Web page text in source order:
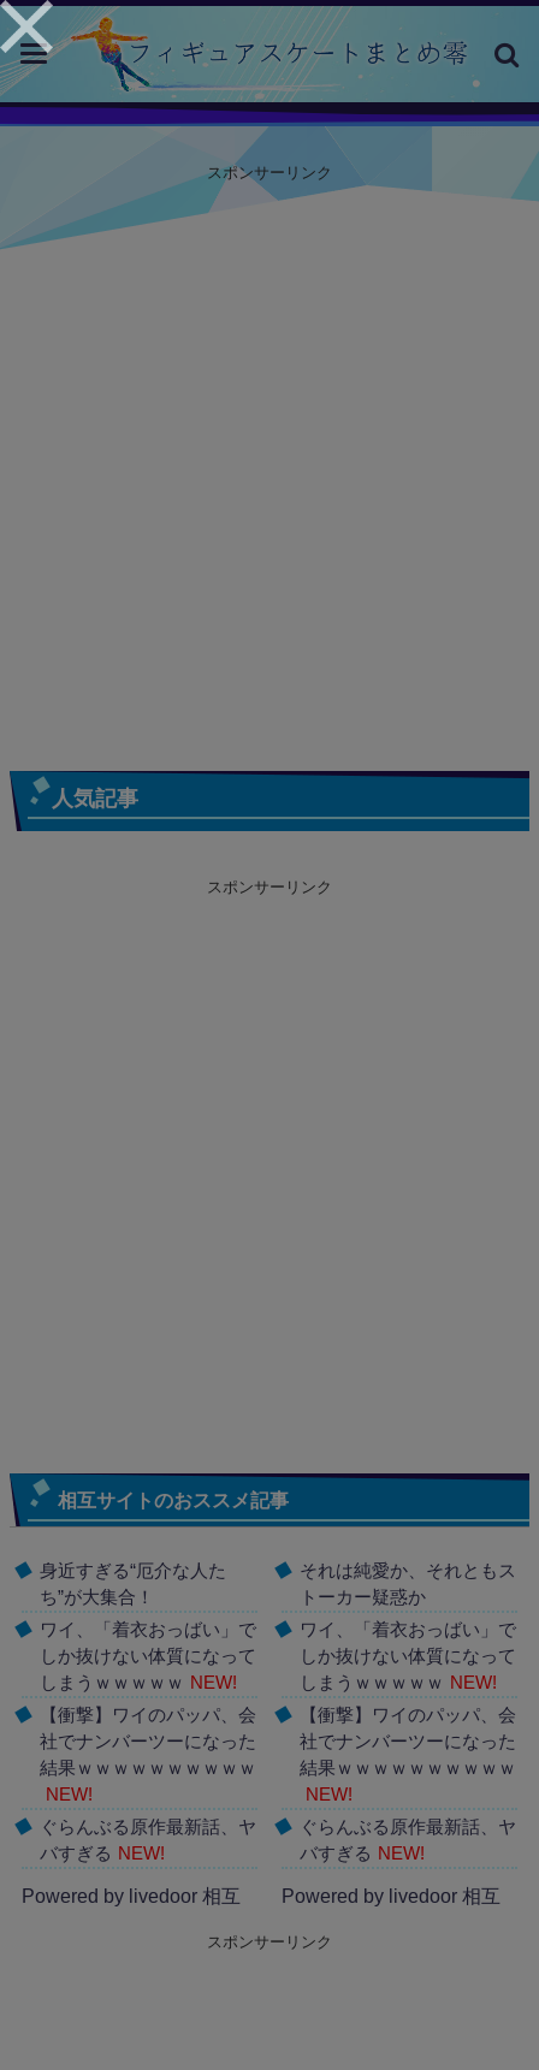
toggle
navigation
スポンサーリンク
人気記事
スポンサーリンク
相互サイトのおススメ記事
身近すぎる“厄介な人た
ち”が大集合！
ワイ、「着衣おっばい」で
しか抜けない体質になって
しまうｗｗｗｗｗ NEW!
【衝撃】ワイのパッパ、会
社でナンバーツーになった
結果ｗｗｗｗｗｗｗｗｗｗ
NEW!
ぐらんぶる原作最新話、ヤ
バすぎる NEW!
Powered by livedoor 相互
それは純愛か、それともス
トーカー疑惑か
ワイ、「着衣おっばい」で
しか抜けない体質になって
しまうｗｗｗｗｗ NEW!
【衝撃】ワイのパッパ、会
社でナンバーツーになった
結果ｗｗｗｗｗｗｗｗｗｗ
NEW!
ぐらんぶる原作最新話、ヤ
バすぎる NEW!
Powered by livedoor 相互
スポンサーリンク